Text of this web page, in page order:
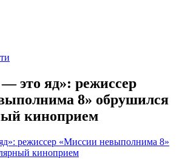
это яд»: режиссер
8» обрушился
киноприем
режиссер «Миссии невыполнима 8»
киноприем